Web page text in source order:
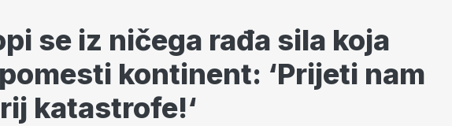
se iz ničega rađa sila koja
kontinent: ‘Prijeti nam
katastrofe!‘